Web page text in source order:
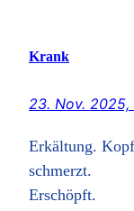
Krank
23. Nov. 2025,
Erkältung.
schmerzt.
Erschöpft.